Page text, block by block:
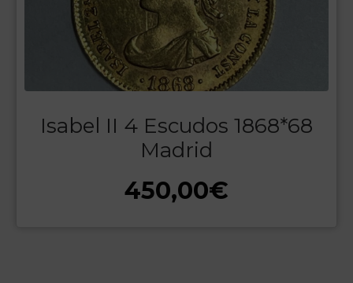
Isabel II 4 Escudos 1868*68
Madrid
450,00€